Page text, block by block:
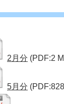
2月分 (PDF:2
5月分